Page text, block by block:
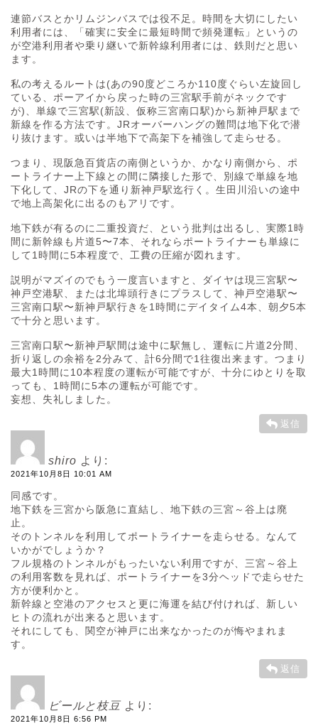
連節バスとかリムジンバスでは役不足。時間を大切にしたい
利用者には、「確実に安全に最短時間で頻発運転」というの
が空港利用者や乗り継いで新幹線利用者には、鉄則だと思い
ます。
私の考えるルートは(あの90度どころか110度ぐらい左旋回し
ている、ポーアイから戻った時の三宮駅手前がネックです
が)、単線で三宮駅(新設、仮称三宮南口駅)から新神戸駅まで
新線を作る方法です。JRオーバーハングの難問は地下化で潜
り抜けます。或いは半地下で高架下を補強して走らせる。
つまり、現阪急百貨店の南側というか、かなり南側から、ポ
ートライナー上下線との間に隣接した形で、別線で単線を地
下化して、JRの下を通り新神戸駅迄行く。生田川沿いの途中
で地上高架化に出るのもアリです。
地下鉄が有るのに二重投資だ、という批判は出るし、実際1時
間に新幹線も片道5〜7本、それならポートライナーも単線に
して1時間に5本程度で、工費の圧縮が図れます。
説明がマズイのでもう一度言いますと、ダイヤは現三宮駅〜
神戸空港駅、または北埠頭行きにプラスして、神戸空港駅〜
三宮南口駅〜新神戸駅行きを1時間にデイタイム4本、朝夕5本
で十分と思います。
三宮南口駅〜新神戸駅間は途中に駅無し、運転に片道2分間、
折り返しの余裕を2分みて、計6分間で1往復出来ます。つまり
最大1時間に10本程度の運転が可能ですが、十分にゆとりを取
っても、1時間に5本の運転が可能です。
妄想、失礼しました。
返信
shiro より:
2021年10月8日 10:01 AM
同感です。
地下鉄を三宮から阪急に直結し、地下鉄の三宮～谷上は廃
止。
そのトンネルを利用してポートライナーを走らせる。なんて
いかがでしょうか？
フル規格のトンネルがもったいない利用ですが、三宮～谷上
の利用客数を見れば、ポートライナーを3分ヘッドで走らせた
方が便利かと。
新幹線と空港のアクセスと更に海運を結び付ければ、新しい
ヒトの流れが出来ると思います。
それにしても、関空が神戸に出来なかったのが悔やまれま
す。
返信
ビールと枝豆 より:
2021年10月8日 6:56 PM